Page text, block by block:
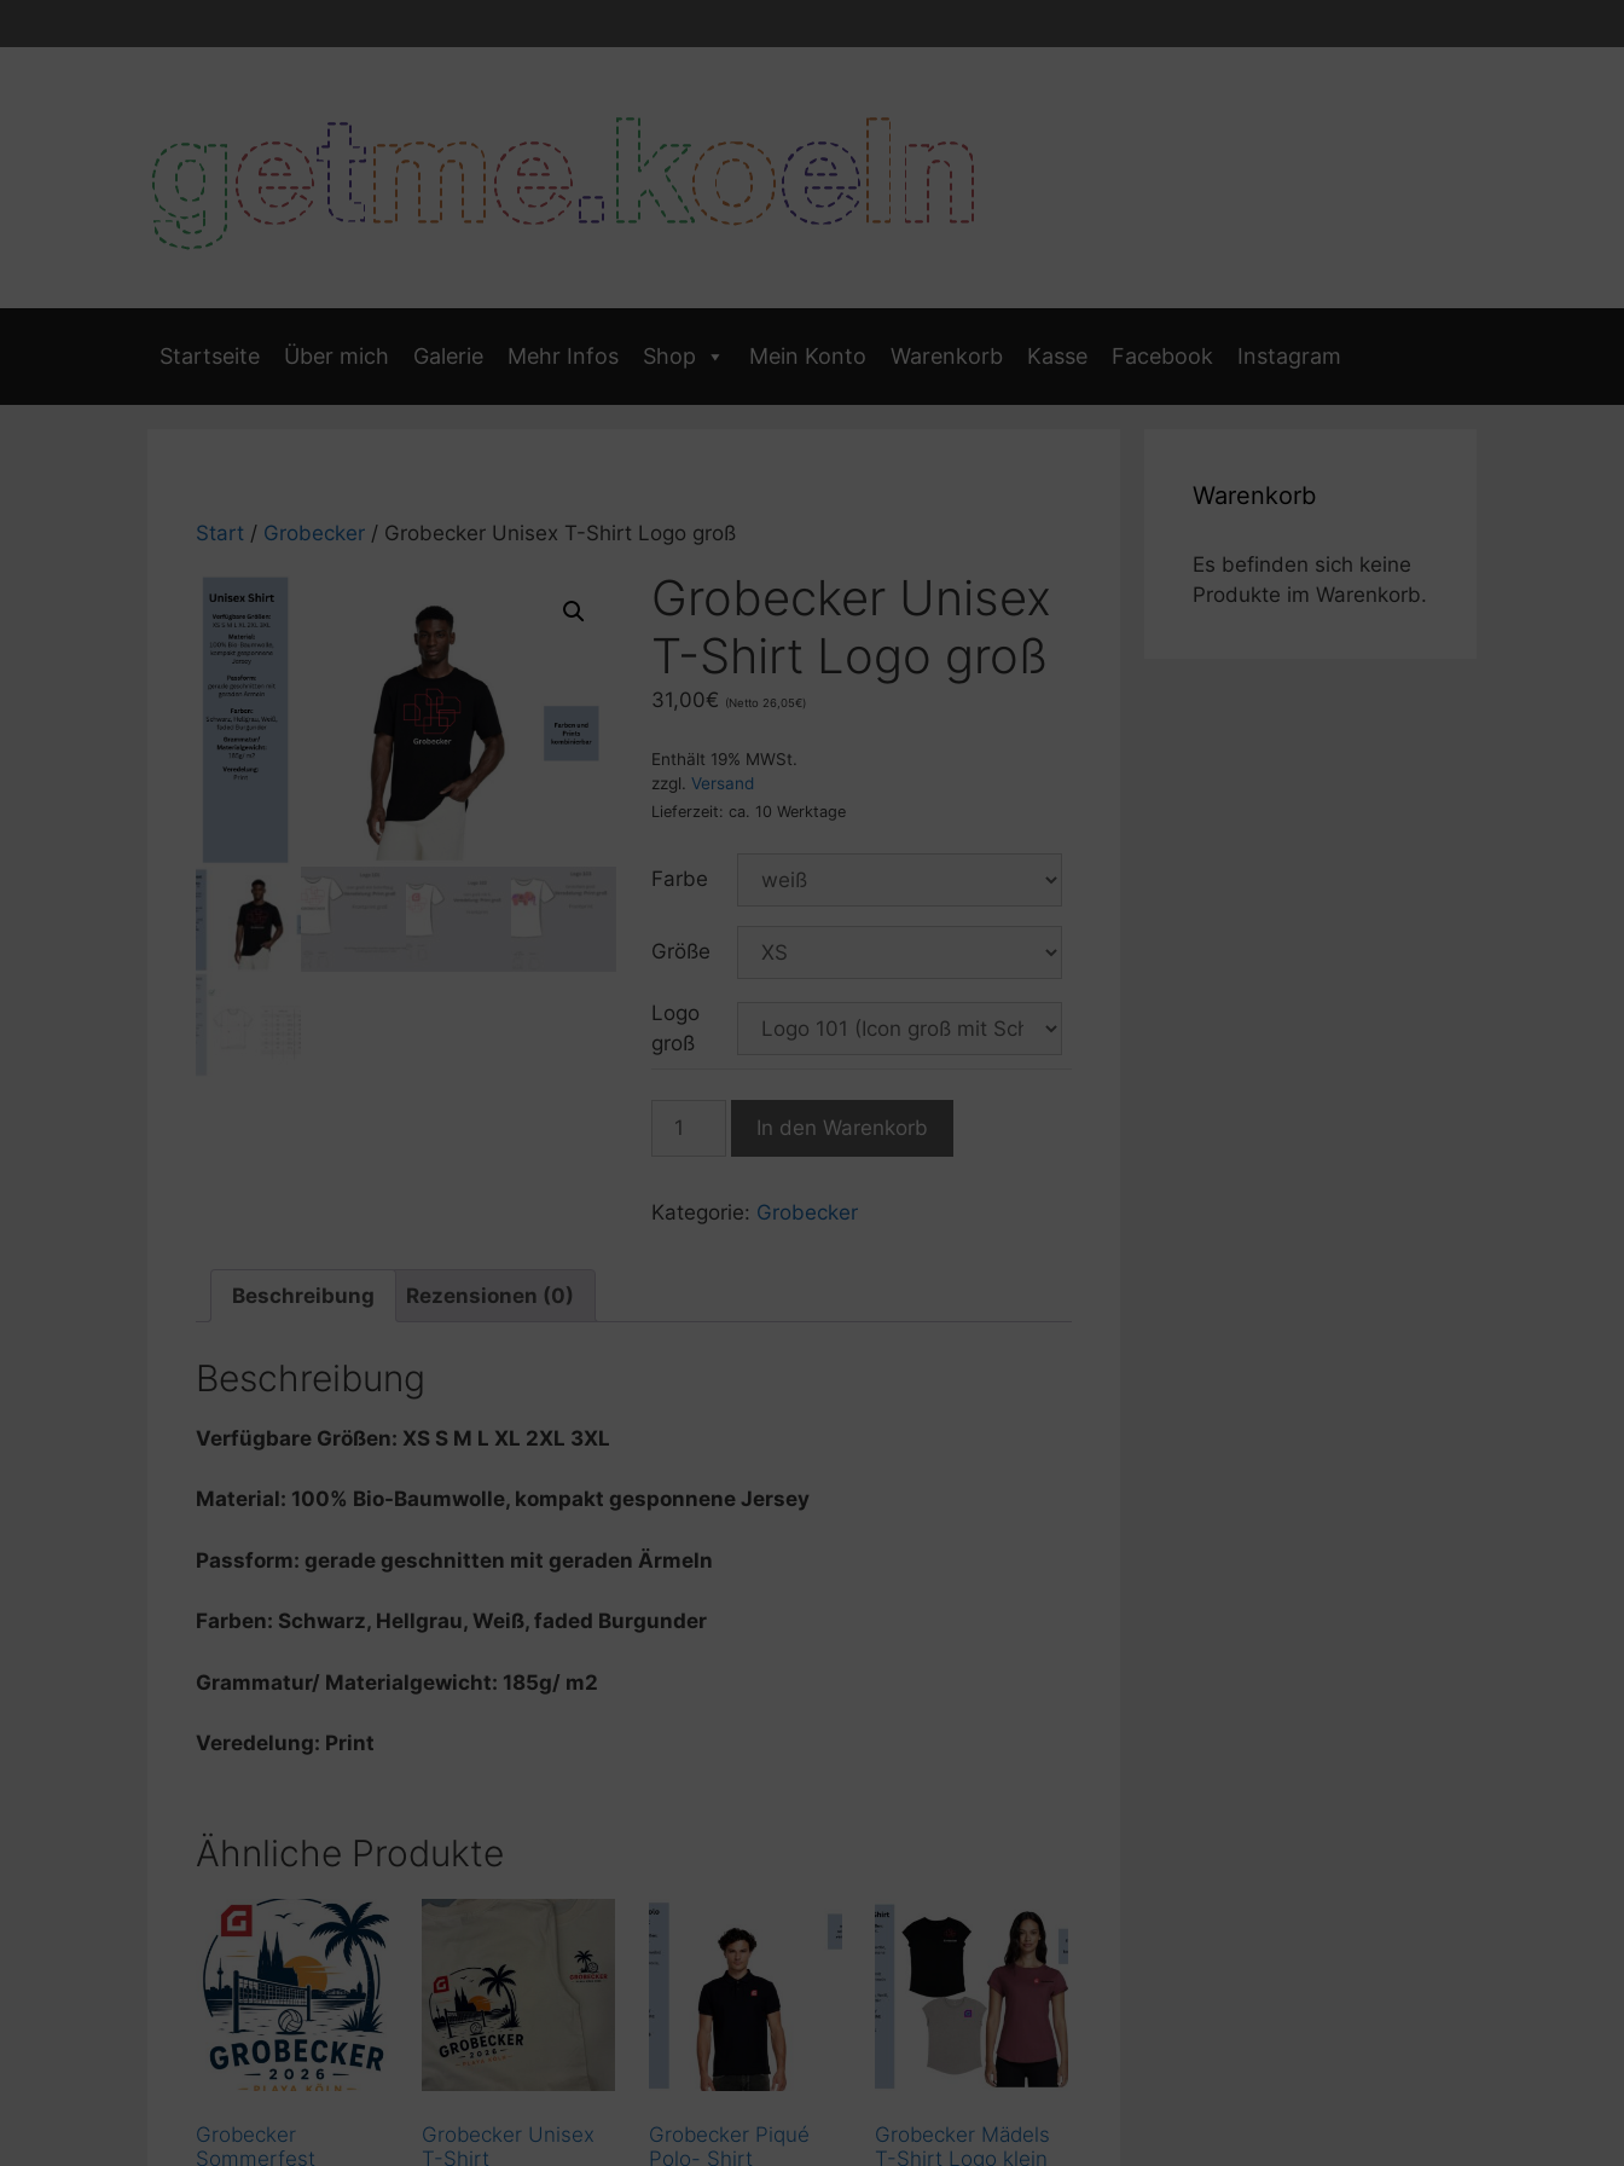
Inhalt
Startseite Über mich Galerie Mehr Infos Shop Mein Konto Warenkorb Kasse Facebook Instagram
Start / Grobecker / Grobecker Unisex T-Shirt Logo groß
Grobecker Unisex
T-Shirt Logo groß
31,00€ (Netto 26,05€)
Enthält 19% MWSt.
zzgl. Versand
Lieferzeit: ca. 10 Werktage
Farbe
Größe
Logo
groß
Shirt
In den Warenkorb
Kategorie: Grobecker
Beschreibung Rezensionen (0)
Beschreibung
Verfügbare Größen: XS S M L XL 2XL 3XL
Material: 100% Bio-Baumwolle, kompakt gesponnene Jersey
Passform: gerade geschnitten mit geraden Ärmeln
Farben: Schwarz, Hellgrau, Weiß, faded Burgunder
Grammatur/ Materialgewicht: 185g/ m2
Veredelung: Print
Ähnliche Produkte
Grobecker
Sommerfest
Grobecker Unisex
T-Shirt
Grobecker Piqué
Polo- Shirt
Grobecker Mädels
T-Shirt Logo klein
Warenkorb
Es befinden sich keine
Produkte im Warenkorb.